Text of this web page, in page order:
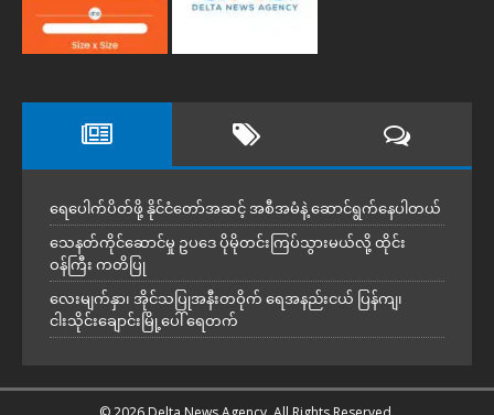
ရေပေါက်ပိတ်ဖို့ နိုင်ငံတော်အဆင့် အစီအမံနဲ့ ဆောင်ရွက်နေပါတယ်
သေနတ်ကိုင်ဆောင်မှု ဥပဒေ ပိုမိုတင်းကြပ်သွားမယ်လို့ ထိုင်း
ဝန်ကြီး ကတိပြု
လေးမျက်နှာ၊ အိုင်သပြုအနီးတဝိုက် ရေအနည်းငယ် ပြန်ကျ၊
ငါးသိုင်းချောင်းမြို့ပေါ် ရေတက်